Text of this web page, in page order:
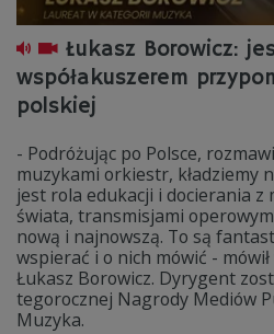
Łukasz Borowicz:
współakuszerem
polskiej
- Podróżując po Polsce,
muzykami orkiestr, kładziemy
jest rola edukacji i docierania z
świata, transmisjami
nową i najnowszą. To są
wspierać i o nich mówić -
Łukasz Borowicz. Dyrygent
tegorocznej Nagrody Mediów
Muzyka.